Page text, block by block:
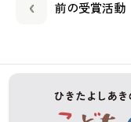
前の受賞活動